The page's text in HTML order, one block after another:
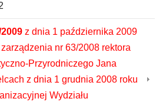
z dnia 1 października 2009
nr 63/2008 rektora
Przyrodniczego Jana
z dnia 1 grudnia 2008 roku
Wydziału